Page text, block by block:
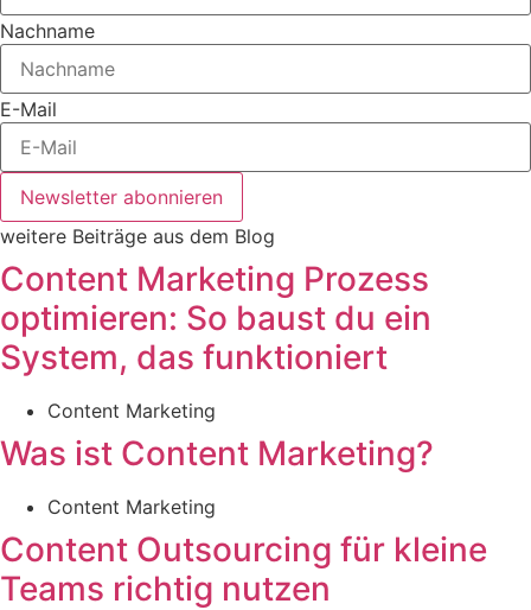
Nachname
E-Mail
Newsletter abonnieren
weitere Beiträge aus dem Blog
Content Marketing Prozess
optimieren: So baust du ein
System, das funktioniert
Content Marketing
Was ist Content Marketing?
Content Marketing
Content Outsourcing für kleine
Teams richtig nutzen